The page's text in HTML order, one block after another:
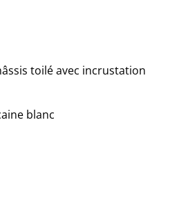
toilé avec incrustation
blanc